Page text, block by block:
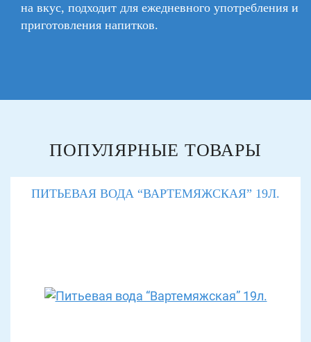
на вкус, подходит для ежедневного употребления и
приготовления напитков.
ПОПУЛЯРНЫЕ ТОВАРЫ
ПИТЬЕВАЯ ВОДА “ВАРТЕМЯЖСКАЯ” 19Л.